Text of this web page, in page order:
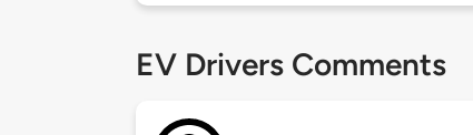
EV Drivers Comments